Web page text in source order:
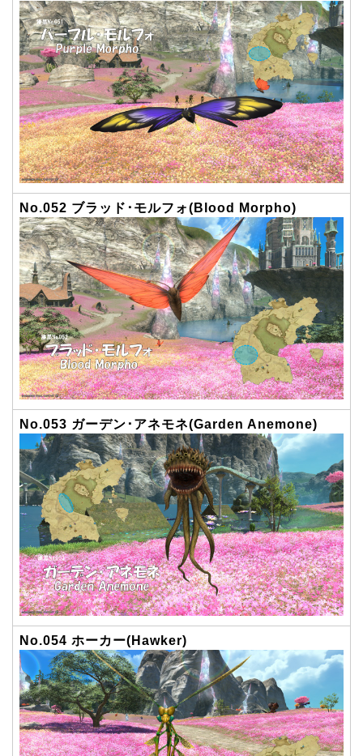
No.052 ブラッド･モルフォ(Blood Morpho)
No.053 ガーデン･アネモネ(Garden Anemone)
No.054 ホーカー(Hawker)